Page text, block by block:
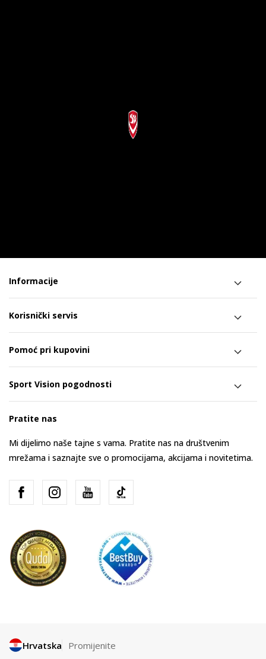
Informacije
Korisnički servis
Pomoć pri kupovini
Sport Vision pogodnosti
Pratite nas
Mi dijelimo naše tajne s vama. Pratite nas na društvenim
mrežama i saznajte sve o promocijama, akcijama i novitetima.
Hrvatska Promijenite